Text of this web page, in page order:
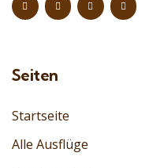
Seiten
Startseite
Alle Ausflüge